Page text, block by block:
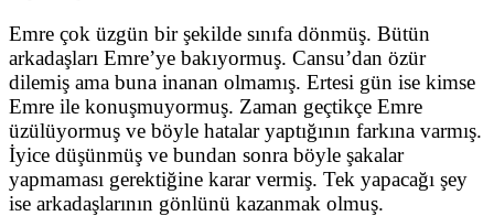
Emre çok üzgün bir şekilde sınıfa dönmüş. Bütün
arkadaşları Emre’ye bakıyormuş. Cansu’dan özür
dilemiş ama buna inanan olmamış. Ertesi gün ise kimse
Emre ile konuşmuyormuş. Zaman geçtikçe Emre
üzülüyormuş ve böyle hatalar yaptığının farkına varmış.
İyice düşünmüş ve bundan sonra böyle şakalar
yapmaması gerektiğine karar vermiş. Tek yapacağı şey
ise arkadaşlarının gönlünü kazanmak olmuş.